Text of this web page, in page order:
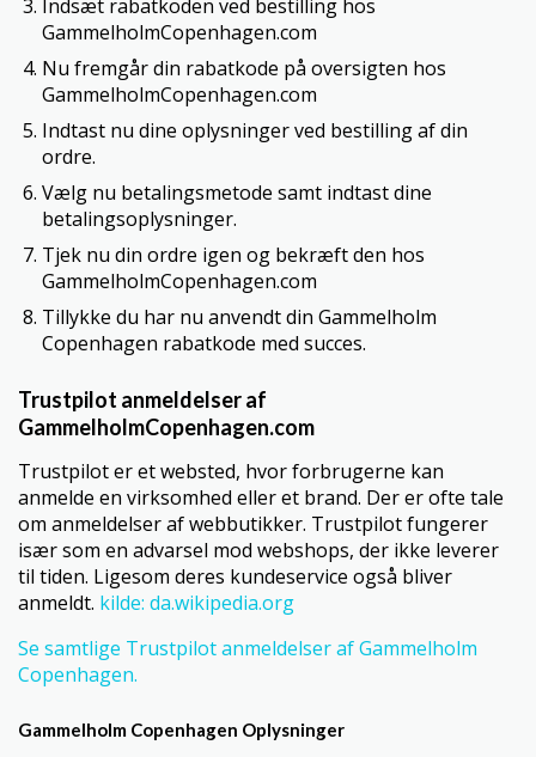
Indsæt rabatkoden ved bestilling hos
GammelholmCopenhagen.com
Nu fremgår din rabatkode på oversigten hos
GammelholmCopenhagen.com
Indtast nu dine oplysninger ved bestilling af din
ordre.
Vælg nu betalingsmetode samt indtast dine
betalingsoplysninger.
Tjek nu din ordre igen og bekræft den hos
GammelholmCopenhagen.com
Tillykke du har nu anvendt din Gammelholm
Copenhagen rabatkode med succes.
Trustpilot anmeldelser af
GammelholmCopenhagen.com
Trustpilot er et websted, hvor forbrugerne kan
anmelde en virksomhed eller et brand. Der er ofte tale
om anmeldelser af webbutikker. Trustpilot fungerer
især som en advarsel mod webshops, der ikke leverer
til tiden. Ligesom deres kundeservice også bliver
anmeldt. kilde: da.wikipedia.org
Se samtlige Trustpilot anmeldelser af Gammelholm
Copenhagen.
Gammelholm Copenhagen Oplysninger